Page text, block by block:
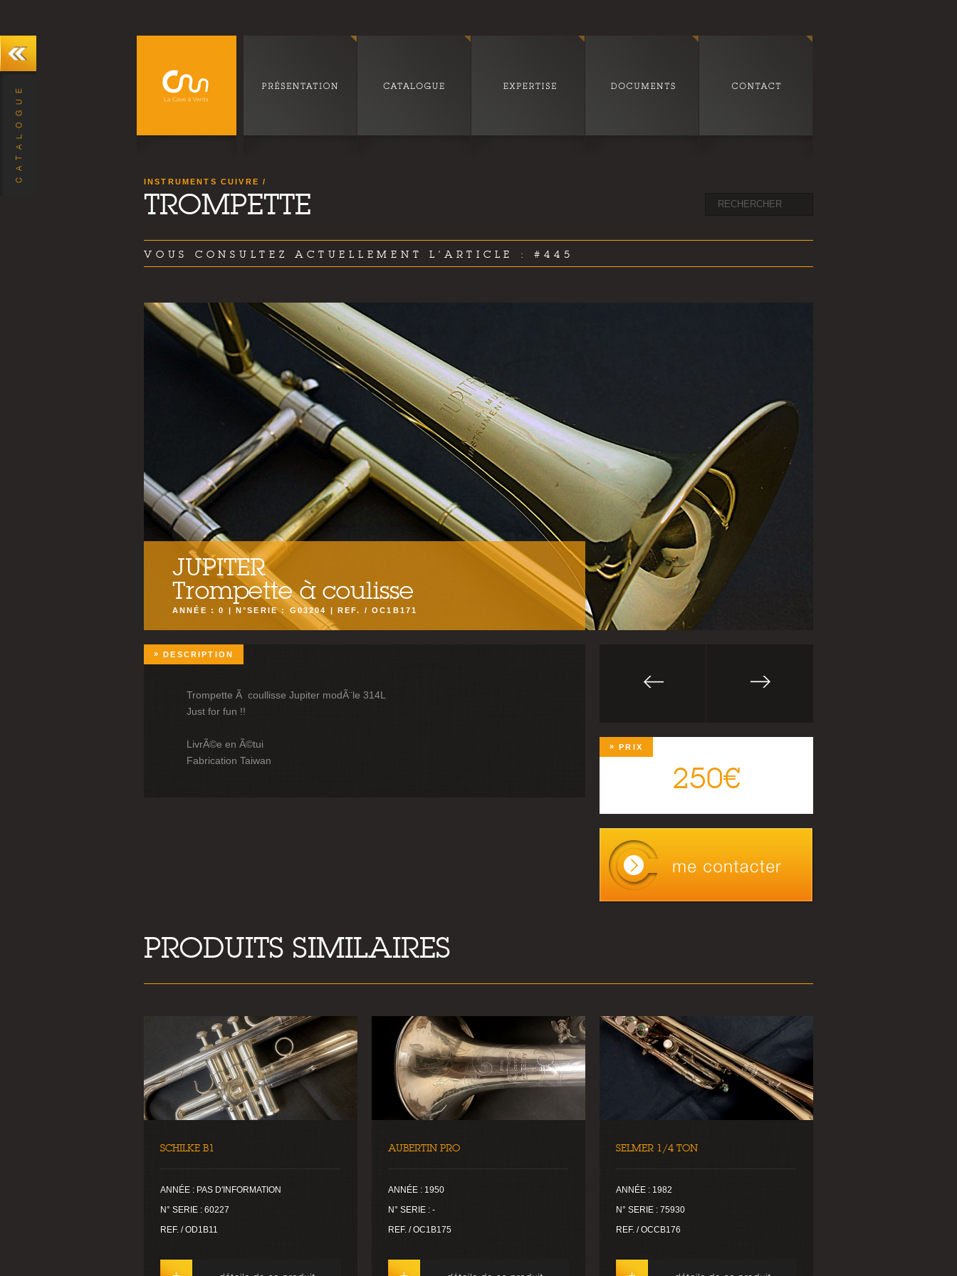
INSTRUMENTS CUIVRE
TROMPETTE
VOUS CONSULTEZ ACTUELLEMENT L'ARTICLE : #445
JUPITER
Trompette à coulisse
ANNÉE : 0 | N°SERIE : G03204 | REF. / OC1B171
DESCRIPTION
Trompette Ã coullisse Jupiter modÃ¨le 314L
Just for fun !!
LivrÃ©e en Ã©tui
Fabrication Taiwan
PRIX
250€
PRODUITS SIMILAIRES
SCHILKE B1
ANNÉE : PAS D'INFORMATION
N° SERIE : 60227
REF. / OD1B11
AUBERTIN PRO
ANNÉE : 1950
N° SERIE : -
REF. / OC1B175
SELMER 1/4 TON
ANNÉE : 1982
N° SERIE : 75930
REF. / OCCB176